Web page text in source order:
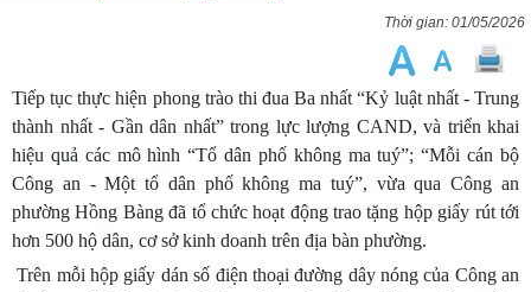
01/05/2026
Tiếp tục thực hiện phong trào thi đua Ba nhất “Kỷ luật nhất - Trung
thành nhất - Gần dân nhất” trong lực lượng CAND, và triển khai
hiệu quả các mô hình “Tổ dân phố không ma tuý”; “Mỗi cán bộ
Công an - Một tổ dân phố không ma tuý”, vừa qua Công an
phường Hồng Bàng đã tổ chức hoạt động trao tặng hộp giấy rút tới
hơn 500 hộ dân, cơ sở kinh doanh trên địa bàn phường.
Trên mỗi hộp giấy dán số điện thoại đường dây nóng của Công an